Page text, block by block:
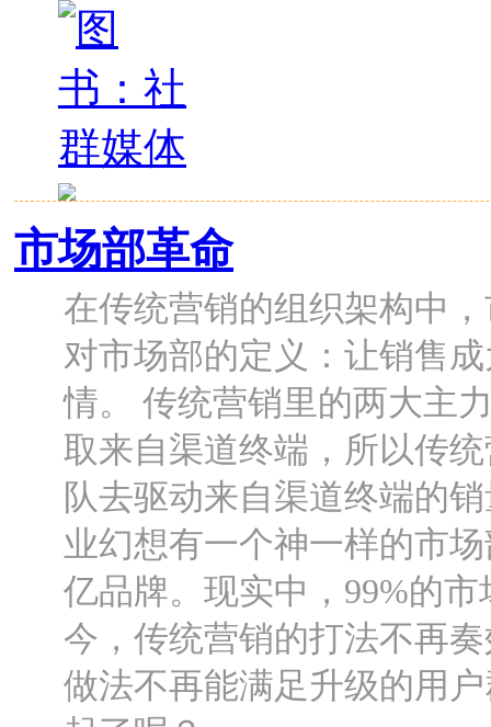
市场部革命
在传统营销的组织架构中
对市场部的定义：让销售
情。 传统营销里的两大主
取来自渠道终端，所以传
队去驱动来自渠道终端的
业幻想有一个神一样的市
亿品牌。现实中，99%的
今，传统营销的打法不再
做法不再能满足升级的用